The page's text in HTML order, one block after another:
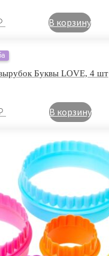
В корзину
Буквы LOVE, 4 шт
В корзину